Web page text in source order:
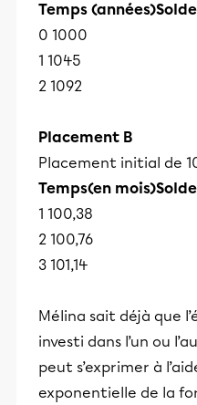
Temps
0 1000
1 1045
2 1092
Placement B
Placement initial de
Temps(en
1 100,38
2 100,76
3 101,14
Mélina sait déjà que
investi dans l’un ou
peut s’exprimer à
exponentielle de la